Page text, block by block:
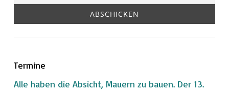
Termine
Alle haben die Absicht, Mauern zu bauen. Der 13.